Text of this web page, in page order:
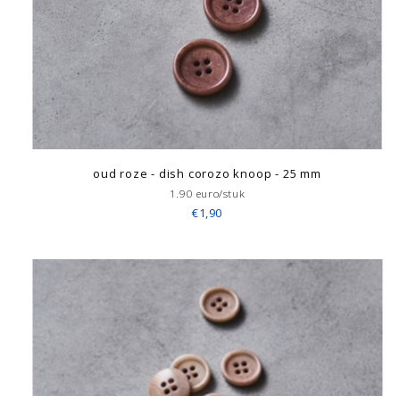
oud roze - dish corozo knoop - 25 mm
1.90 euro/stuk
€1,90